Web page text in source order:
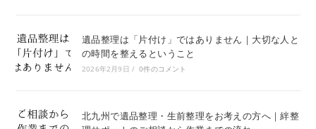
遺品整理は「片付け」ではありません｜大切な人と
の時間を整えるということ
2026年2月9日 / 0件のコメント
北九州で遺品整理・生前整理をお考えの方へ｜絆整